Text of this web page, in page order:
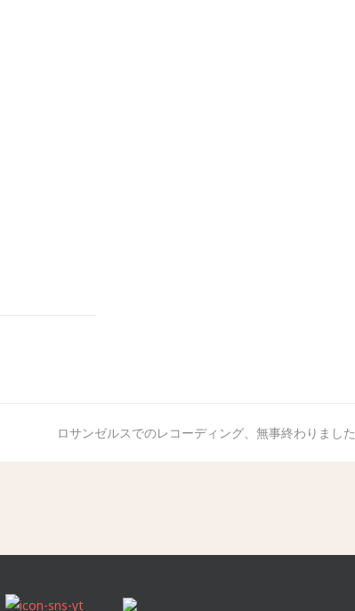
ロサンゼルスでのレコーディング、無事終わりました